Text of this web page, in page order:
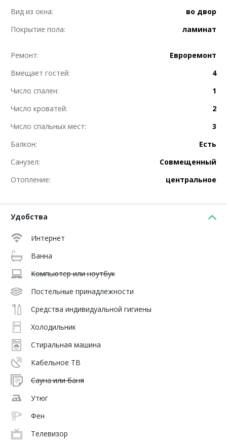
Вид из окна:
во двор
Покрытие пола:
ламинат
Ремонт:
Евроремонт
Вмещает гостей:
4
Число спален:
1
Число кроватей:
2
Число спальных мест:
3
Балкон:
Есть
Санузел:
Совмещенный
Отопление:
центральное
Удобства
Интернет
Ванна
Компьютер или ноутбук
Постельные принадлежности
Средства индивидуальной гигиены
Холодильник
Стиральная машина
Кабельное ТВ
Сауна или баня
Утюг
Фен
Телевизор